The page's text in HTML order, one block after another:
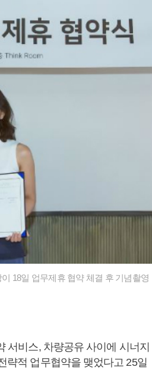
18일 업무제휴 협약 체결 후 기념촬영
서비스, 차량공유 사이에 시너지
략적 업무협약을 맺었다고 25일